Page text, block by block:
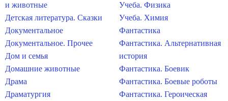
и животные
Детская литература. Сказки
Документальное
Документальное. Прочее
Дом и семья
Домашние животные
Драма
Драматургия
Учеба. Физика
Учеба. Химия
Фантастика
Фантастика. Альтернативная
история
Фантастика. Боевик
Фантастика. Боевые роботы
Фантастика. Героическая